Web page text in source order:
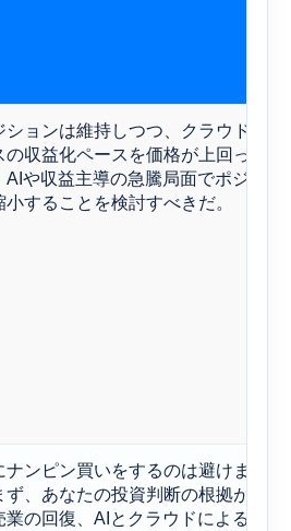
ションは維持しつつ、クラウドや
の収益化ペースを価格が上回った
や収益主導の急騰局面でポジシ
小することを検討すべきだ。
ンピン買いをするのは避けまし
ず、あなたの投資判断の根拠が、
の回復、AIとクラウドによる収